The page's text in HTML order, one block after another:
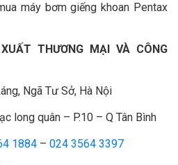
máy bơm giếng khoan Pentax
THƯƠNG MẠI VÀ CÔNG
Ngã Tư Sở, Hà Nội
long quân – P.10 – Q Tân Bình
1884 – 024 3564 3397